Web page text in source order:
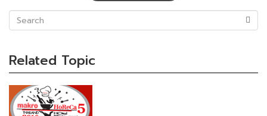
Related Topic